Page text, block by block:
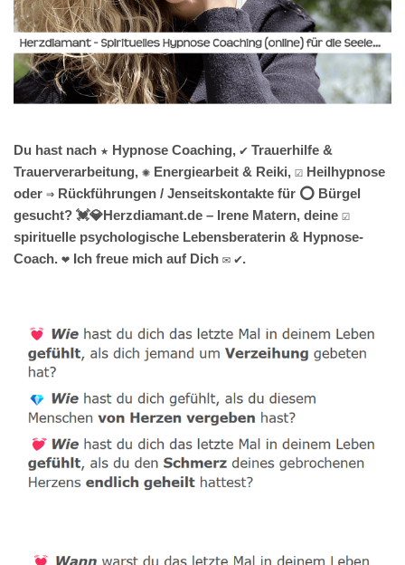
Du hast nach ★ Hypnose Coaching, ✔️ Trauerhilfe &
Trauerverarbeitung, ✺ Energiearbeit & Reiki, ☑️ Heilhypnose
oder ⇒ Rückführungen / Jenseitskontakte für ⭕ Bürgel
gesucht? 💓️💎Herzdiamant.de – Irene Matern, deine ☑️
spirituelle psychologische Lebensberaterin & Hypnose-
Coach. ❤ Ich freue mich auf Dich ✉ ✔.